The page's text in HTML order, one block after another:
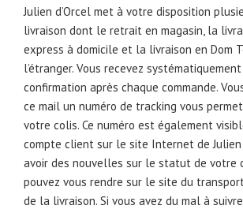
Julien d’Orcel met à votre disposition
livraison dont le retrait en magasin, la
express à domicile et la livraison en Dom
l’étranger. Vous recevez
confirmation après chaque commande.
ce mail un numéro de tracking vous
votre colis. Ce numéro est également
compte client sur le site Internet de Julien
avoir des nouvelles sur le statut de votre
pouvez vous rendre sur le site du
de la livraison. Si vous avez du mal à